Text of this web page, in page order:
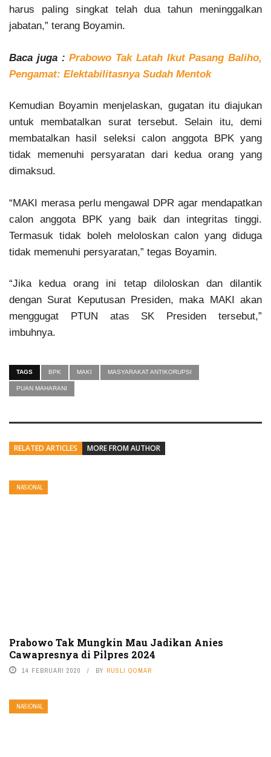
harus paling singkat telah dua tahun meninggalkan
jabatan,” terang Boyamin.
Baca juga :Prabowo Tak Latah Ikut Pasang Baliho,
Pengamat: Elektabilitasnya Sudah Mentok
Kemudian Boyamin menjelaskan, gugatan itu diajukan
untuk membatalkan surat tersebut. Selain itu, demi
membatalkan hasil seleksi calon anggota BPK yang
tidak memenuhi persyaratan dari kedua orang yang
dimaksud.
“MAKI merasa perlu mengawal DPR agar mendapatkan
calon anggota BPK yang baik dan integritas tinggi.
Termasuk tidak boleh meloloskan calon yang diduga
tidak memenuhi persyaratan,” tegas Boyamin.
“Jika kedua orang ini tetap diloloskan dan dilantik
dengan Surat Keputusan Presiden, maka MAKI akan
menggugat PTUN atas SK Presiden tersebut,”
imbuhnya.
TAGS BPK MAKI MASYARAKAT ANTIKORUPSI
PUAN MAHARANI
RELATED ARTICLES MORE FROM AUTHOR
NASIONAL
Prabowo Tak Mungkin Mau Jadikan Anies
Cawapresnya di Pilpres 2024
14 FEBRUARI 2020 BY RUSLI QOMAR
NASIONAL